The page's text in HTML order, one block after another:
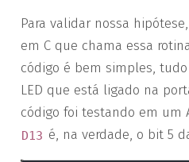
Para validar nossa
em C que chama essa
código é bem simples,
LED que está ligado na
código foi testando em um
D13 é, na verdade, o bit 5